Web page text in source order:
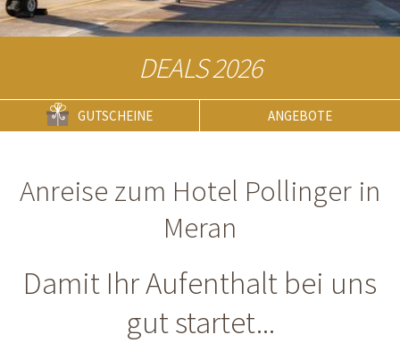
DEALS 2026
GUTSCHEINE ANGEBOTE
Anreise zum Hotel Pollinger in
Meran
Damit Ihr Aufenthalt bei uns
gut startet...